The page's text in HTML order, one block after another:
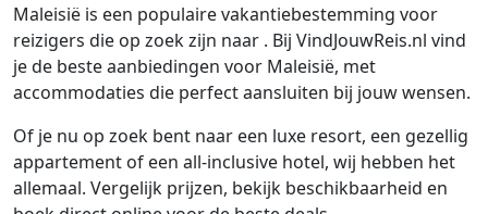
Maleisië is een populaire vakantiebestemming voor
reizigers die op zoek zijn naar . Bij VindJouwReis.nl vind
je de beste aanbiedingen voor Maleisië, met
accommodaties die perfect aansluiten bij jouw wensen.
Of je nu op zoek bent naar een luxe resort, een gezellig
appartement of een all-inclusive hotel, wij hebben het
allemaal. Vergelijk prijzen, bekijk beschikbaarheid en